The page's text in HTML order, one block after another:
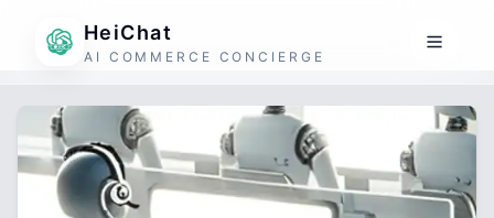
HeiChat
AI COMMERCE CONCIERGE